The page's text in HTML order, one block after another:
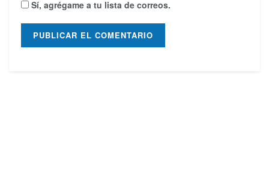
Sí, agrégame a tu lista de correos.